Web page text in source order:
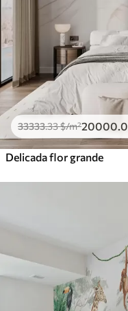
33333.33$/m²20000
Delicada flor grande